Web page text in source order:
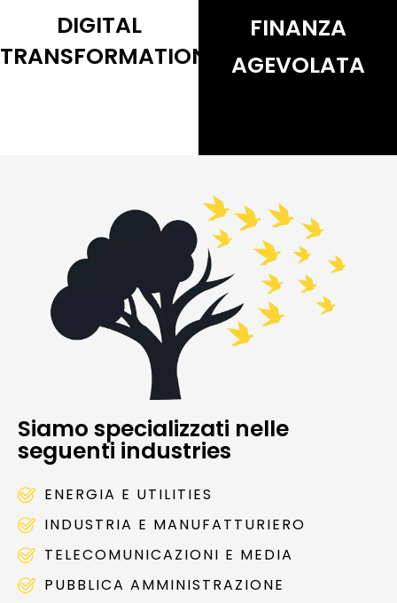
DIGITAL
TRANSFORMATION
FINANZA
AGEVOLATA
Siamo specializzati nelle
seguenti industries
ENERGIA E UTILITIES
INDUSTRIA E MANUFATTURIERO
TELECOMUNICAZIONI E MEDIA
PUBBLICA AMMINISTRAZIONE